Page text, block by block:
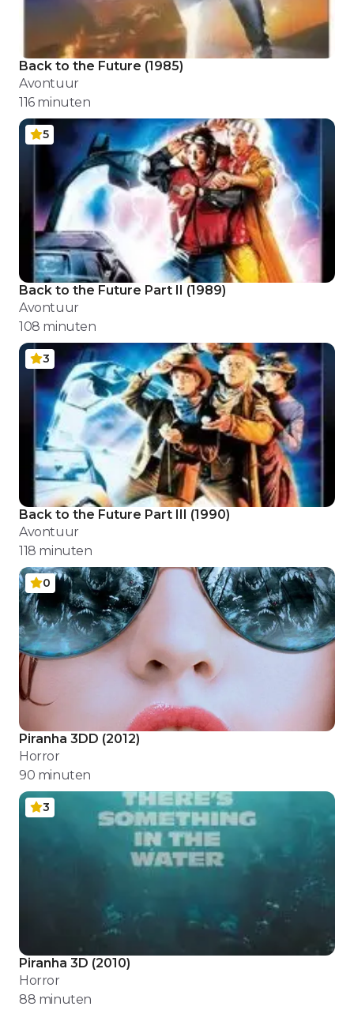
Back to the Future (1985)
Avontuur
116minuten
5
Back to the Future Part II (1989)
Avontuur
108 minuten
3
Back to the Future Part III (1990)
Avontuur
118 minuten
0
Piranha 3DD (2012)
Horror
90 minuten
3
Piranha 3D (2010)
Horror
88 minuten